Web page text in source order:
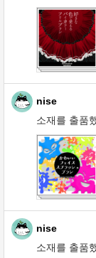
nise
소재를 출품
nise
소재를 출품